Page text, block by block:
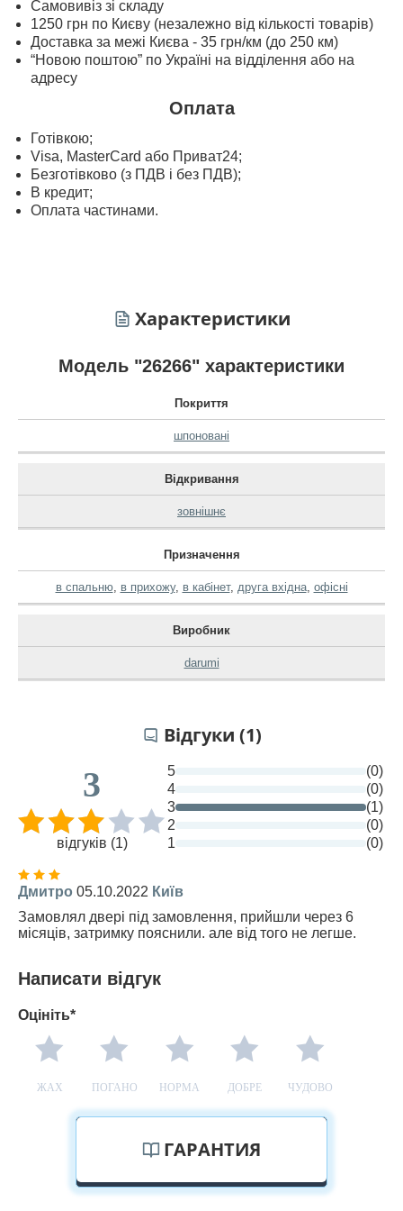
Самовивіз зі складу
1250 грн по Києву (незалежно від кількості товарів)
Доставка за межі Києва - 35 грн/км (до 250 км)
“Новою поштою” по Україні на відділення або на
адресу
Оплата
Готівкою;
Visa, MasterСard або Приват24;
Безготівково (з ПДВ і без ПДВ);
В кредит;
Оплата частинами.
Характеристики
Модель "26266" характеристики
Покриття
шпоновані
Відкривання
зовнішнє
Призначення
в спальню, в прихожу, в кабінет, друга вхідна, офісні
Виробник
darumi
Відгуки (1)
3
відгуків (1)
5
(0)
4
(0)
3
(1)
2
(0)
1
(0)
Дмитро 05.10.2022 Київ
Замовлял двері під замовлення, прийшли через 6
місяців, затримку пояснили. але від того не легше.
Написати відгук
Оцініть*
ЖАХ ПОГАНО НОРМА ДОБРЕ ЧУДОВО
ГАРАНТИЯ